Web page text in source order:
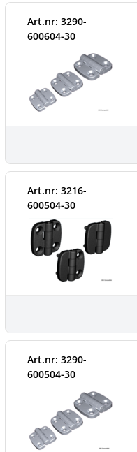
Art.nr: 3290-
600604-30
Art.nr: 3216-
600504-30
Art.nr: 3290-
600504-30